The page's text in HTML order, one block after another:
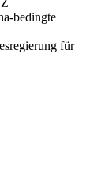
bedingte
für